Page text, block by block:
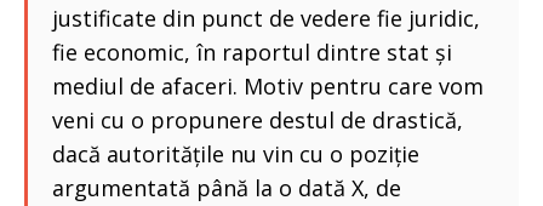
justificate din punct de vedere fie juridic,
fie economic, în raportul dintre stat și
mediul de afaceri. Motiv pentru care vom
veni cu o propunere destul de drastică,
dacă autoritățile nu vin cu o poziție
argumentată până la o dată X, de